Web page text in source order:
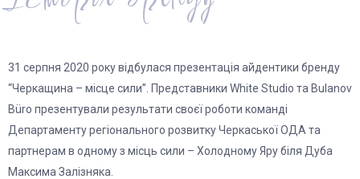
31 серпня 2020 року відбулася презентація айдентики бренду
“Черкащина – місце сили”. Представники White Studio та Bulanov
Büro презентували результати своєї роботи команді
Департаменту регіонального розвитку Черкаської ОДА та
партнерам в одному з місць сили – Холодному Яру біля Дуба
Максима Залізняка.